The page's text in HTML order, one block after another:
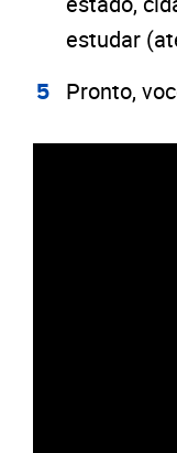
estudar
Pronto,